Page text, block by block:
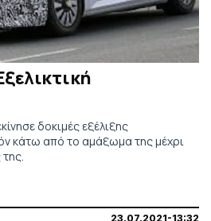
δοκιμές εξέλιξης
κάτω από το αμάξωμα της μέχρι
23.07.2021-13:32